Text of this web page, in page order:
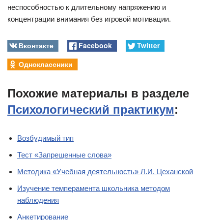
неспособностью к длительному напряжению и
концентрации внимания без игровой мотивации.
Вконтакте Facebook
Twitter
Одноклассники
Похожие материалы в разделе
Психологический практикум:
Возбудимый тип
Тест «Запрещенные слова»
Методика «Учебная деятельность» Л.И. Цеханской
Изучение темперамента школьника методом
наблюдения
Анкетирование